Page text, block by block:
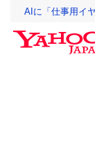
AIに「仕事用イ